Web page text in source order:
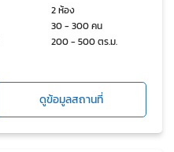
2 ห้อง
30 - 300 คน
200 - 500 ตร.ม.
ดูข้อมูลสถานที่